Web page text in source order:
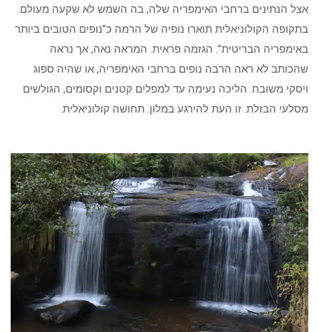
אצל הנתינים ברחבי האימפריה שלה, בה השמש לא שקעה מעולם.
בתקופה הקולוניאלית תוארו נופיה של הרמה כ”נופים הטובים ביותר
באימפריה הבריטית”. הגזמה פראית. המראה נאה, אך נראה
שהכותב לא ראה הרבה נופים ברחבי האימפריה, או שהיה ספוג
ויסקי משובח. הליכה נעימה עד למפלים קטנים וקסומים, הגולשים
מסלעי הבזלת. זו העת להירגע במלון. תחושה קולוניאלית.